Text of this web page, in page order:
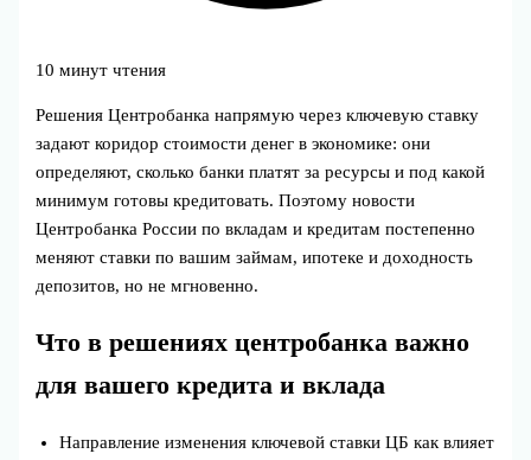
10 минут чтения
Решения Центробанка напрямую через ключевую ставку
задают коридор стоимости денег в экономике: они
определяют, сколько банки платят за ресурсы и под какой
минимум готовы кредитовать. Поэтому новости
Центробанка России по вкладам и кредитам постепенно
меняют ставки по вашим займам, ипотеке и доходность
депозитов, но не мгновенно.
Что в решениях центробанка важно
для вашего кредита и вклада
Направление изменения ключевой ставки ЦБ как влияет